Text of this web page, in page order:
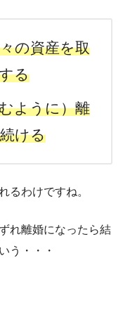
の資産を取
る
ように）離
ける
るわけですね。
れ離婚になったら結
う・・・